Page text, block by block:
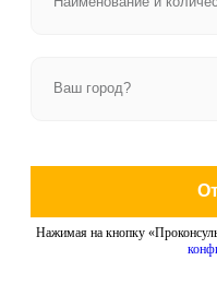
Нажимая на кнопку